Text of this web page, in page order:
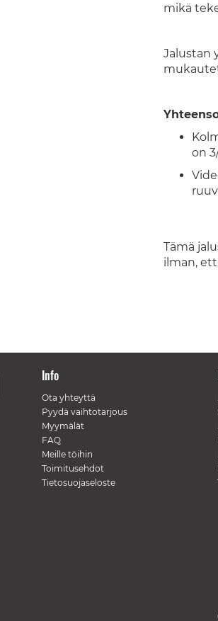
mikä
Jalustan
on
Tämä
ilman,
Info
Ota yhteyttä
Pyydä vaihtotarjous
Myymälät
FAQ
Meille töihin
Toimitusehdot
Tietosuojaseloste